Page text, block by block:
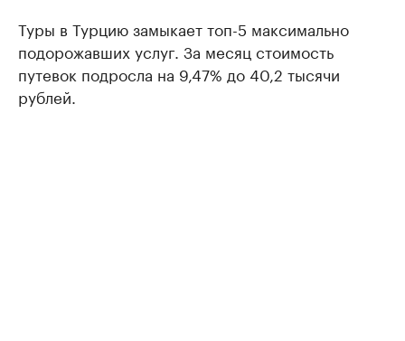
Туры в Турцию замыкает топ-5 максимально
подорожавших услуг. За месяц стоимость
путевок подросла на 9,47% до 40,2 тысячи
рублей.